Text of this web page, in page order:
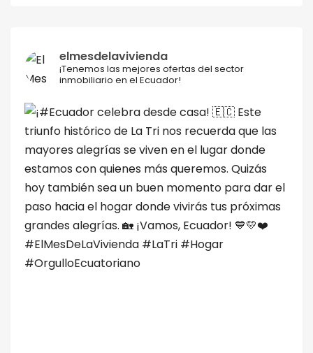
elmesdelavivienda
¡Tenemos las mejores ofertas del sector
inmobiliario en el Ecuador!